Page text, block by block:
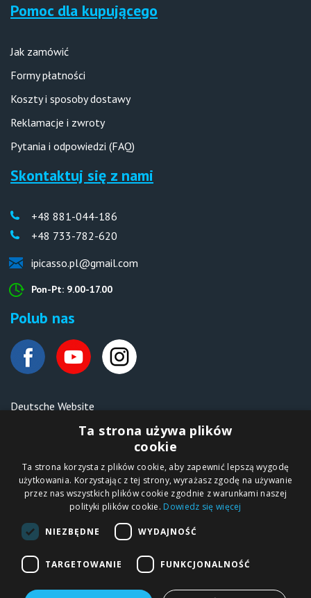
Pomoc dla kupującego
Jak zamówić
Formy płatności
Koszty i sposoby dostawy
Reklamacje i zwroty
Pytania i odpowiedzi (FAQ)
Skontaktuj się z nami
+48 881-044-186
+48 733-782-620
ipicasso.pl@gmail.com
Pon-Pt: 9.00-17.00
Polub nas
Deutsche Website
Malen nach Zahlen Ipicasso.de
Copyright © 2012-2026
Sklep internetowy
iPICASSO.PL
Malowanie po
numerach – zbliż
się do świata sztuki!
IPICASSO Sp. z o.o.
ul. Słoneczna 194,
05-506 Kolonia
NIP 1231355620 KRS
0000680650
Ta strona używa plików
cookie
Ta strona korzysta z plików cookie, aby zapewnić lepszą wygodę
użytkowania. Korzystając z tej strony, wyrażasz zgodę na używanie
przez nas wszystkich plików cookie zgodnie z warunkami naszej
polityki plików cookie. Dowiedz się więcej
NIEZBĘDNE WYDAJNOŚĆ
TARGETOWANIE FUNKCJONALNOŚĆ